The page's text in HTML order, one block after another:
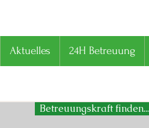
Aktuelles 24H Betreuung
Betreuungskraft finden...